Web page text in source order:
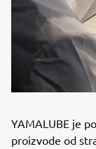
YAMALUBE je
proizvode od